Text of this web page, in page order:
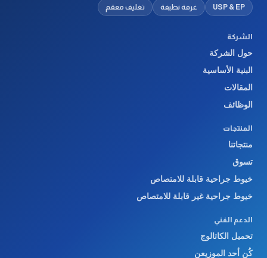
USP & EP غرفة نظيفة تغليف معقم
الشركة
حول الشركة
البنية الأساسية
المقالات
الوظائف
المنتجات
منتجاتنا
تسوق
خيوط جراحية قابلة للامتصاص
خيوط جراحية غير قابلة للامتصاص
الدعم الفني
تحميل الكاتالوج
كُن أحد الموزيعن